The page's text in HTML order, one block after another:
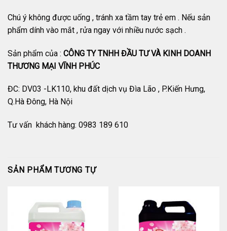
Chú ý không được uống , tránh xa tầm tay trẻ em . Nếu sản
phẩm dính vào mắt , rửa ngay với nhiều nước sạch .
Sản phẩm của : CÔNG TY TNHH ĐẦU TƯ VÀ KINH DOANH
THƯƠNG MẠI VĨNH PHÚC
ĐC: DV03 -LK110, khu đất dịch vụ Đìa Lão , P.Kiến Hưng,
Q.Hà Đông, Hà Nội
Tư vấn khách hàng: 0983 189 610
SẢN PHẨM TƯƠNG TỰ